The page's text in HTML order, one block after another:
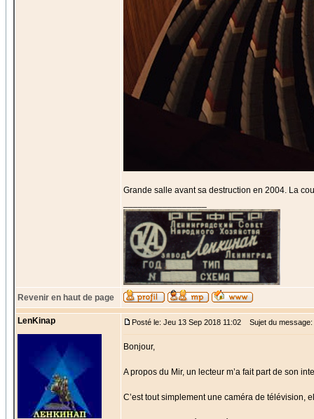
Grande salle avant sa destruction en 2004. La
Revenir en haut de page
LenKinap Posté le: Jeu 13 Sep 2018 11:02 Sujet du message:
Bonjour,
A propos du Mir, un lecteur m’a fait part de son
C’est tout simplement une caméra de télévision,